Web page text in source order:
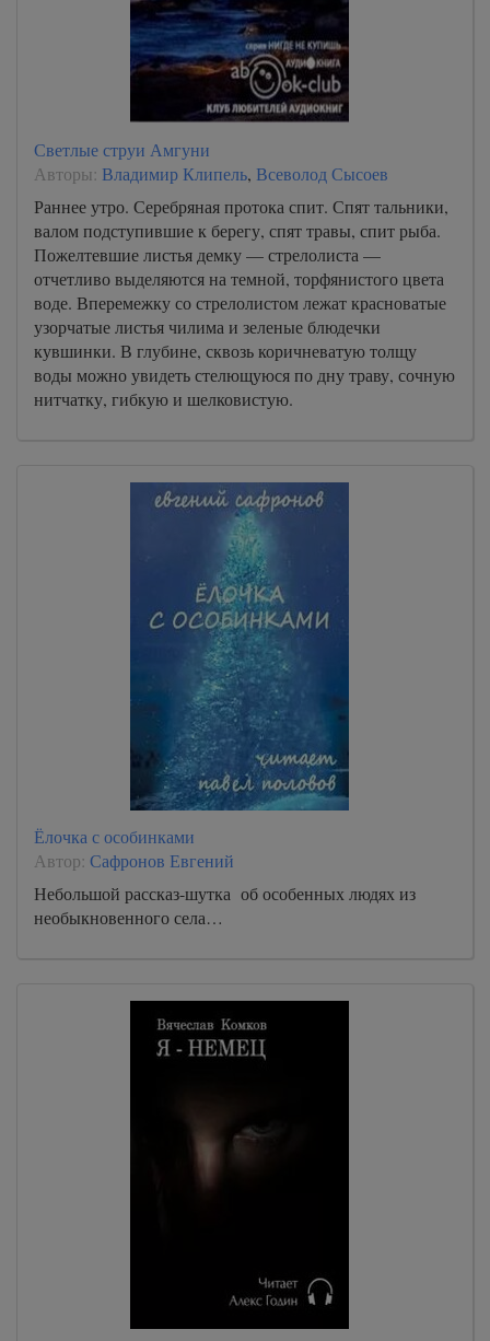
Светлые струи Амгуни
Авторы: Владимир Клипель, Всеволод Сысоев
Раннее утро. Серебряная протока спит. Спят тальники,
валом подступившие к берегу, спят травы, спит рыба.
Пожелтевшие листья демку — стрелолиста —
отчетливо выделяются на темной, торфянистого цвета
воде. Вперемежку со стрелолистом лежат красноватые
узорчатые листья чилима и зеленые блюдечки
кувшинки. В глубине, сквозь коричневатую толщу
воды можно увидеть стелющуюся по дну траву, сочную
нитчатку, гибкую и шелковистую.
Ёлочка с особинками
Автор: Сафронов Евгений
Небольшой рассказ-шутка об особенных людях из
необыкновенного села…